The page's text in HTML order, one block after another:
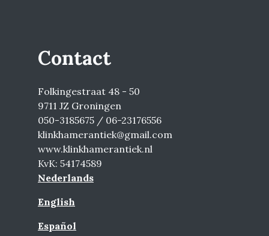
Contact
Folkingestraat 48 - 50
9711 JZ Groningen
050-3185675 / 06-23176556
klinkhamerantiek@gmail.com
www.klinkhamerantiek.nl
KvK: 54174589
Nederlands
English
Español